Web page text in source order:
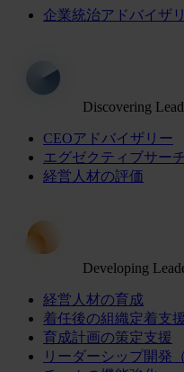
企業統治アドバイザ
Discovering
CEOアドバイザリー
エグゼクティブサー
経営人材の評価
Developing
経営人材の育成
着任後の組織定着支援
育成計画の策定支援
リーダーシップ開発